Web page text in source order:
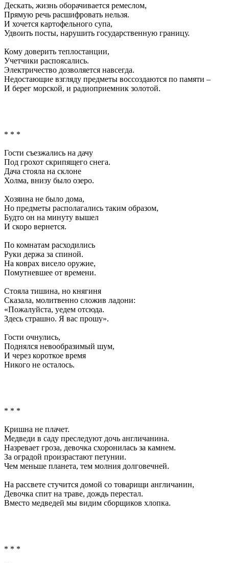
Дескать, жизнь оборачивается ремеслом,
Прямую речь расшифровать нельзя.
И хочется картофельного супа,
Удвоить посты, нарушить государственную границу.
Кому доверить теплостанции,
Учетчики распоясались.
Электричество дозволяется навсегда.
Недостающие взгляду предметы воссоздаются по памяти –
И берег морской, и радиоприемник золотой.
* * *
Гости съезжались на дачу
Под грохот скрипящего снега.
Дача стояла на склоне
Холма, внизу было озеро.
Хозяина не было дома,
Но предметы располагались таким образом,
Будто он на минуту вышел
И скоро вернется.
По комнатам расходились
Руки держа за спиной.
На коврах висело оружие,
Помутневшее от времени.
Стояла тишина, но княгиня
Сказала, молитвенно сложив ладони:
«Пожалуйста, уедем отсюда.
Здесь страшно. Я вас прошу».
Гости очнулись,
Поднялся невообразимый шум,
И через короткое время
Никого не осталось.
* * *
Кришна не плачет.
Медведи в саду преследуют дочь англичанина.
Назревает гроза, девочка схоронилась за камнем.
За оградой произрастают петунии.
Чем меньше планета, тем молния долговечней.
На рассвете стучится домой со товарищи англичанин,
Девочка спит на траве, дождь перестал.
Вместо медведей мы видим сборщиков хлопка.
* * *